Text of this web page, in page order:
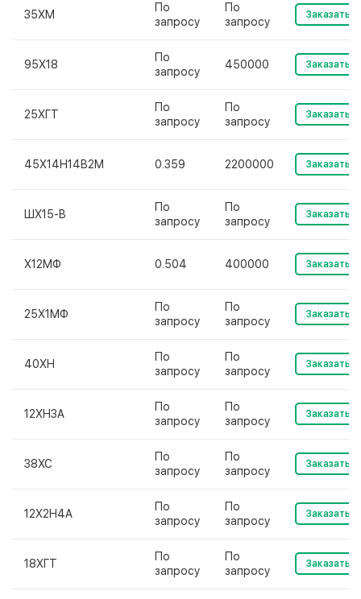
35ХМ
По
запросу
По
запросу
Заказать
95Х18
По
запросу
450000 Заказать
25ХГТ
По
запросу
По
запросу
Заказать
45Х14Н14В2М 0.359 2200000 Заказать
ШХ15-В
По
запросу
По
запросу
Заказать
Х12МФ 0.504 400000 Заказать
25Х1МФ
По
запросу
По
запросу
Заказать
40ХН
По
запросу
По
запросу
Заказать
12ХН3А
По
запросу
По
запросу
Заказать
38ХС
По
запросу
По
запросу
Заказать
12Х2Н4А
По
запросу
По
запросу
Заказать
18ХГТ
По
запросу
По
запросу
Заказать